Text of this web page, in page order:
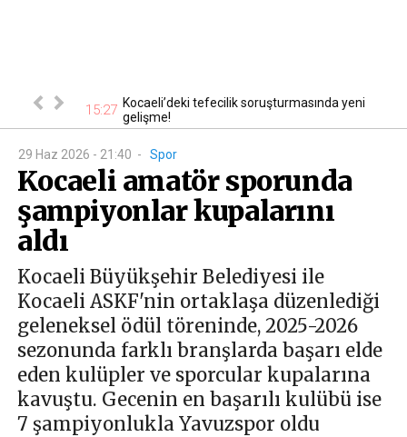
15:27 Kocaeli’deki tefecilik soruşturmasında yeni
gelişme!
29 Haz 2026 - 21:40 - Spor
Kocaeli amatör sporunda
şampiyonlar kupalarını
aldı
Kocaeli Büyükşehir Belediyesi ile
Kocaeli ASKF'nin ortaklaşa düzenlediği
geleneksel ödül töreninde, 2025-2026
sezonunda farklı branşlarda başarı elde
eden kulüpler ve sporcular kupalarına
kavuştu. Gecenin en başarılı kulübü ise
7 şampiyonlukla Yavuzspor oldu